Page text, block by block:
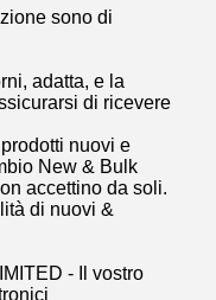
sono di
adatta, e la
di ricevere
nuovi e
New & Bulk
accettino da soli.
di nuovi &
- Il vostro